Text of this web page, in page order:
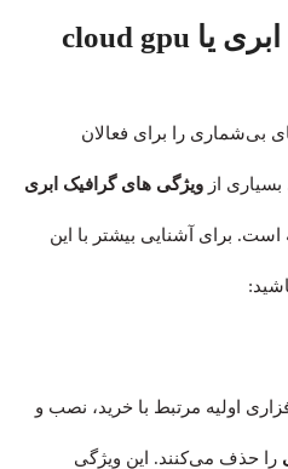
مزایا سرور گرافیک ابری یا cloud gpu
بی‌شماری را برای فعالان
از ویژگی های گرافیک ابری
برای آشنایی بیشتر با این
اولیه مرتبط با خرید، نصب و
را حذف می‌کنند. این ویژگی